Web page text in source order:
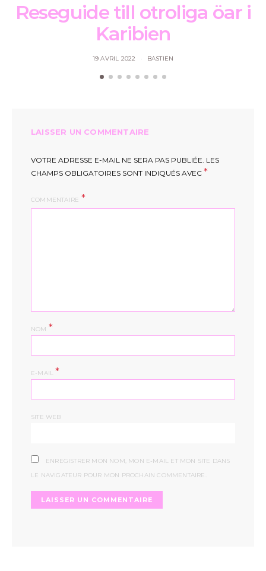
Reseguide till otroliga öar i
Karibien
19 AVRIL 2022 BASTIEN
LAISSER UN COMMENTAIRE
VOTRE ADRESSE E-MAIL NE SERA PAS PUBLIÉE. LES
CHAMPS OBLIGATOIRES SONT INDIQUÉS AVEC *
COMMENTAIRE
NOM *
E-MAIL*
SITE WEB
ENREGISTRER MON NOM, MON E-MAIL ET MON SITE DANS
LE NAVIGATEUR POUR MON PROCHAIN COMMENTAIRE.